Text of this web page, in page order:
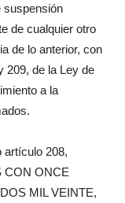
suspensión
de cualquier otro
de lo anterior, con
209, de la Ley de
a la
artículo 208,
CON ONCE
MIL VEINTE,